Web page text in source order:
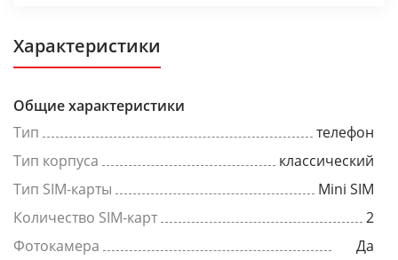
Характеристики
Общие характеристики
Тип
телефон
Тип корпуса
классический
Тип SIM-карты
Mini SIM
Количество SIM-карт
2
Фотокамера
Да